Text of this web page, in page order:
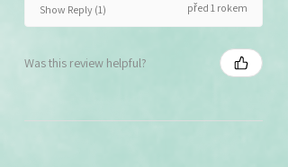
Show Reply (1) před 1 rokem
Was this review helpful?